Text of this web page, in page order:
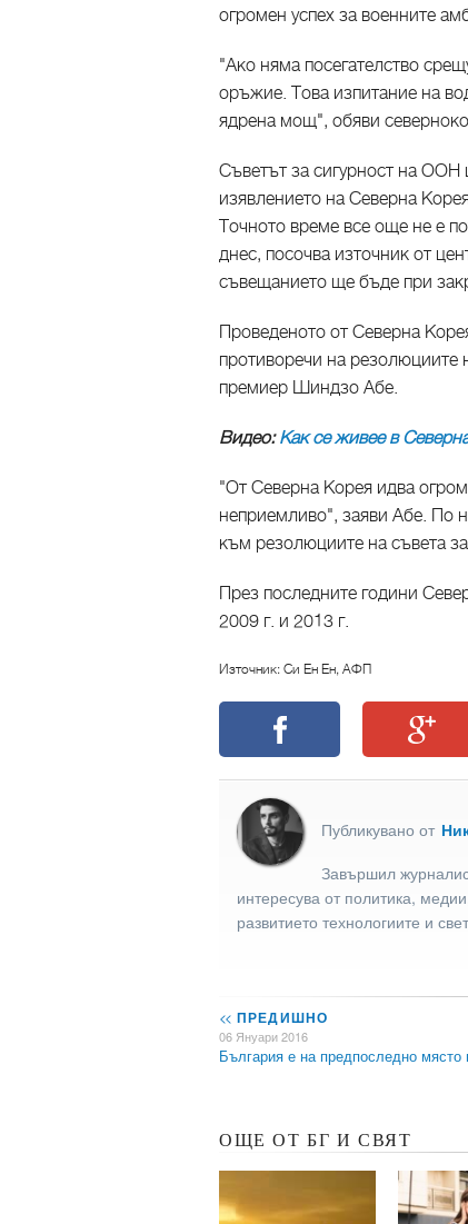
огромен успех за военните
"Ако няма посегателство
оръжие. Това изпитание на
ядрена мощ", обяви
Съветът за сигурност на ООН
изявлението на Северна
Точното време все още не е
днес, посочва източник от
съвещанието ще бъде при
Проведеното от Северна
противоречи на резолюциите
премиер Шиндзо Абе.
Видео:Как се живее в
"От Северна Корея идва
неприемливо", заяви Абе. По
към резолюциите на съвета
През последните години
2009 г. и 2013 г.
Източник: Си Ен Ен, АФП
Публикувано от
Завършил
интересува от политика,
развитието технологиите и
<< ПРЕДИШНО
06 Януари 2016
България е на предпоследно
ОЩЕ ОТ БГ И СВЯТ